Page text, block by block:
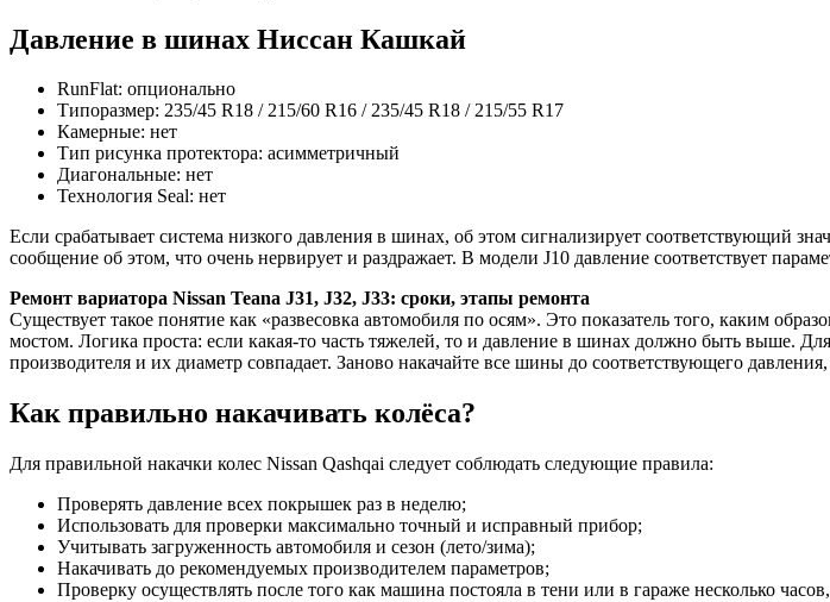
Давление в шинах Ниссан Кашкай
RunFlat: опционально
Типоразмер: 235/45 R18 / 215/60 R16 / 235/45 R18 / 215/55 R17
Камерные: нет
Тип рисунка протектора: асимметричный
Диагональные: нет
Технология Seal: нет
Если срабатывает система низкого давления в шинах, об этом сигнализирует соответствующий
сообщение об этом, что очень нервирует и раздражает. В модели J10 давление соответствует
Ремонт вариатора Nissan Teana J31, J32, J33: сроки, этапы ремонта
Существует такое понятие как «развесовка автомобиля по осям». Это показатель того, каким
мостом. Логика проста: если какая-то часть тяжелей, то и давление в шинах должно быть выше.
производителя и их диаметр совпадает. Заново накачайте все шины до соответствующего
Как правильно накачивать колёса?
Для правильной накачки колес Nissan Qashqai следует соблюдать следующие правила:
Проверять давление всех покрышек раз в неделю;
Использовать для проверки максимально точный и исправный прибор;
Учитывать загруженность автомобиля и сезон (лето/зима);
Накачивать до рекомендуемых производителем параметров;
Проверку осуществлять после того как машина постояла в тени или в гараже несколько